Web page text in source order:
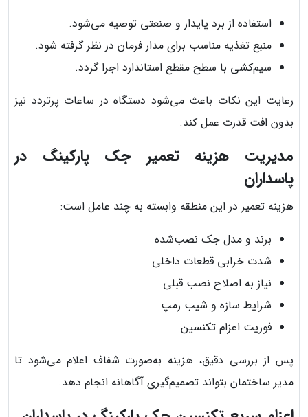
استفاده از برد پایدار و صنعتی توصیه می‌شود.
منبع تغذیه مناسب برای مدار فرمان در نظر گرفته شود.
سیم‌کشی با سطح مقطع استاندارد اجرا گردد.
رعایت این نکات باعث می‌شود دستگاه در ساعات پرتردد نیز
بدون افت قدرت عمل کند.
مدیریت هزینه تعمیر جک پارکینگ در
پاسداران
هزینه تعمیر در این منطقه وابسته به چند عامل است:
برند و مدل جک نصب‌شده
شدت خرابی قطعات داخلی
نیاز به اصلاح نصب قبلی
شرایط سازه و شیب رمپ
فوریت اعزام تکنسین
پس از بررسی دقیق، هزینه به‌صورت شفاف اعلام می‌شود تا
مدیر ساختمان بتواند تصمیم‌گیری آگاهانه انجام دهد.